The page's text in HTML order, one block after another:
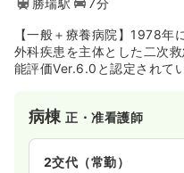
勝瑞駅
7分
【一般＋療養病院】1978
外科疾患を主体とした二次
能評価Ver.6.0と認定されて
います。
病棟正・准看護師
2交代（常勤）